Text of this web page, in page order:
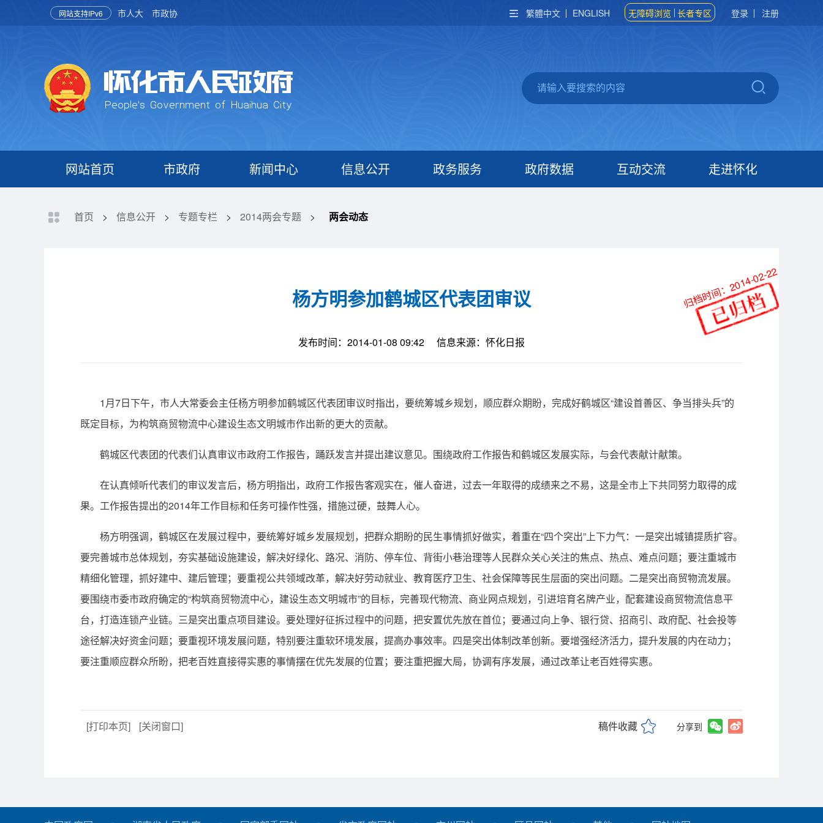
网站支持IPv6 市人大 市政协 繁體中文 ENGLISH 无障碍浏览 长者专区 登录 注册
网站首页 市政府 新闻中心 信息公开 政务服务 政府数据 互动交流 走进怀化
首页 > 信息公开 > 专题专栏 > 2014两会专题 > 两会动态
杨方明参加鹤城区代表团审议
发布时间：2014-01-08 09:42 信息来源：怀化日报
1月7日下午，市人大常委会主任杨方明参加鹤城区代表团审议时指出，要统筹城乡规划，顺应群众期盼，完成好鹤城区“建设首善区、争当排头兵”的
既定目标，为构筑商贸物流中心建设生态文明城市作出新的更大的贡献。
鹤城区代表团的代表们认真审议市政府工作报告，踊跃发言并提出建议意见。围绕政府工作报告和鹤城区发展实际，与会代表献计献策。
在认真倾听代表们的审议发言后，杨方明指出，政府工作报告客观实在，催人奋进，过去一年取得的成绩来之不易，这是全市上下共同努力取得的成
果。工作报告提出的2014年工作目标和任务可操作性强，措施过硬，鼓舞人心。
杨方明强调，鹤城区在发展过程中，要统筹好城乡发展规划，把群众期盼的民生事情抓好做实，着重在“四个突出”上下力气：一是突出城镇提质扩容。
要完善城市总体规划，夯实基础设施建设，解决好绿化、路况、消防、停车位、背街小巷治理等人民群众关心关注的焦点、热点、难点问题；要注重城市
精细化管理，抓好建中、建后管理；要重视公共领域改革，解决好劳动就业、教育医疗卫生、社会保障等民生层面的突出问题。二是突出商贸物流发展。
要围绕市委市政府确定的“构筑商贸物流中心，建设生态文明城市”的目标，完善现代物流、商业网点规划，引进培育名牌产业，配套建设商贸物流信息平
台，打造连锁产业链。三是突出重点项目建设。要处理好征拆过程中的问题，把安置优先放在首位；要通过向上争、银行贷、招商引、政府配、社会投等
途径解决好资金问题；要重视环境发展问题，特别要注重软环境发展，提高办事效率。四是突出体制改革创新。要增强经济活力，提升发展的内在动力；
要注重顺应群众所盼，把老百姓直接得实惠的事情摆在优先发展的位置；要注重把握大局，协调有序发展，通过改革让老百姓得实惠。
[打印本页] [关闭窗口] 稿件收藏 分享到
归档时间：2014-02-22